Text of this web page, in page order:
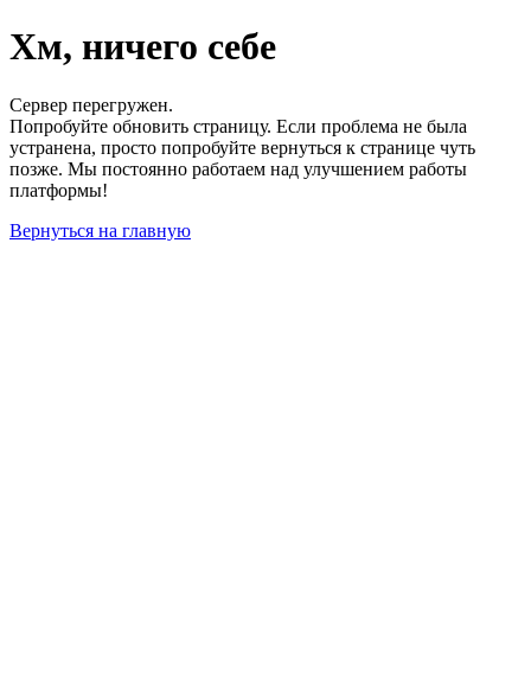
Хм, ничего себе
Сервер перегружен.
Попробуйте обновить страницу. Если проблема не была
устранена, просто попробуйте вернуться к странице чуть
позже. Мы постоянно работаем над улучшением работы
платформы!
Вернуться на главную